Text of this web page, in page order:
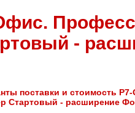
-
поставки и стоимость
Стартовый - расширение